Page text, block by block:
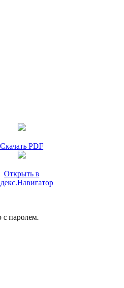
Скачать PDF
Открыть в
с паролем.